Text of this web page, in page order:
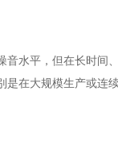
水平，但在长时间
在大规模生产或连